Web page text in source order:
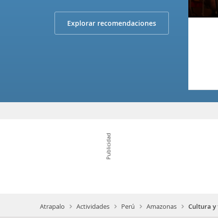
Explorar recomendaciones
Publicidad
Atrapalo Actividades Perú Amazonas Cultura